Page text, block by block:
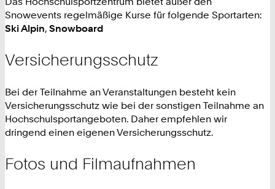
Snowevents regelmäßige Kurse für folgende Sportarten:
Ski Alpin, Snowboard
Versicherungsschutz
Bei der Teilnahme an Veranstaltungen besteht kein
Versicherungsschutz wie bei der sonstigen Teilnahme an
Hochschulsportangeboten. Daher empfehlen wir
dringend einen eigenen Versicherungsschutz.
Fotos und Filmaufnahmen